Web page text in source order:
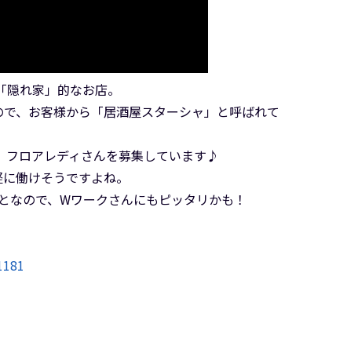
れ家」的なお店。
、お客様から「居酒屋スターシャ」と呼ばれて
フロアレディさんを募集しています♪
働けそうですよね。
ので、Wワークさんにもピッタリかも！